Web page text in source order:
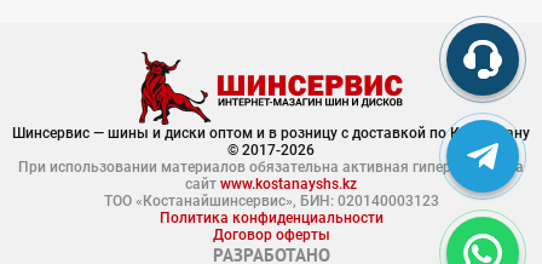
Шинсервис — шины и диски оптом и в розницу с доставкой по Казахстану
© 2017-2026
При использовании материалов обязательна активная гиперссылка на
сайт www.kostanayshs.kz
ТОО «Костанайшинсервис», БИН: 020140003123
Политика конфиденциальности
Договор оферты
РАЗРАБОТАНО